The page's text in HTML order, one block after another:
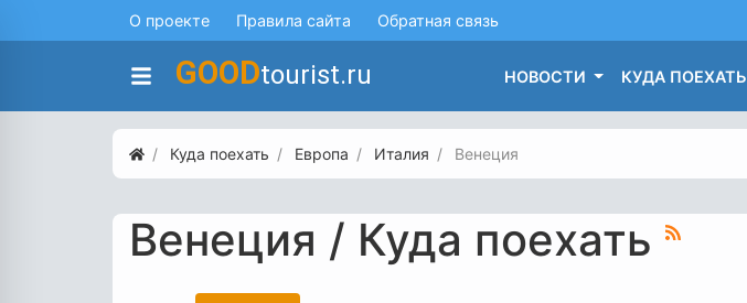
О проекте Правила сайта Обратная связь
GOODtourist.ru НОВОСТИ КУДА ПОЕХАТЬ
Куда поехать Европа Италия Венеция
Венеция / Куда поехать